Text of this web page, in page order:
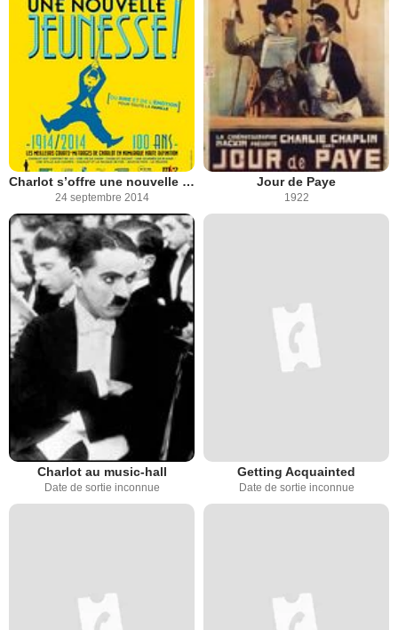
Charlot s’offre une nouvelle jeunesse !
24 septembre 2014
Jour de Paye
1922
Charlot au music-hall
Date de sortie inconnue
Getting Acquainted
Date de sortie inconnue